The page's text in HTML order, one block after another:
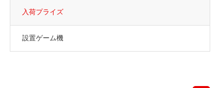
入荷プライズ
設置ゲーム機